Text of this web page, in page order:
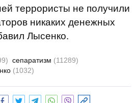
террористы не получили
никаких денежных
Лысенко.
сепаратизм (11289)
(1032)